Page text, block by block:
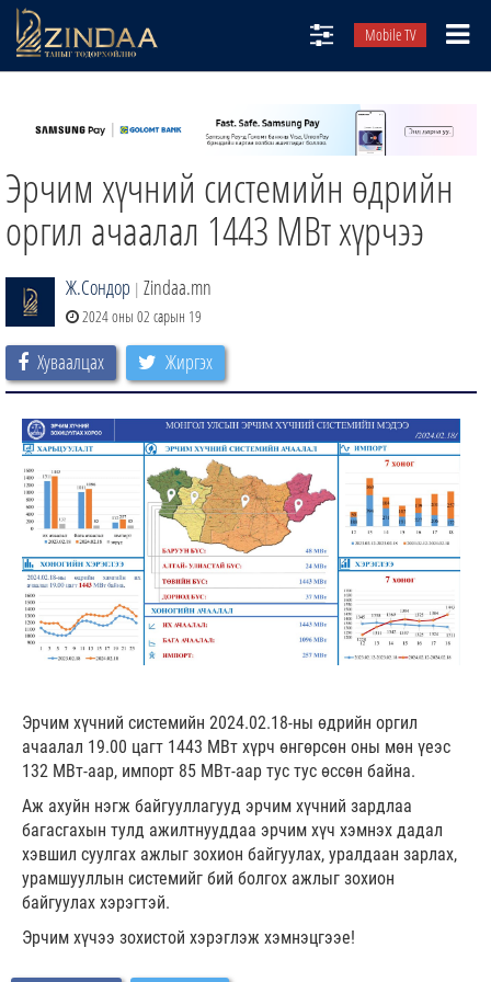
Mobile TV
ТВ8
ӨГЛӨӨНИЙ СОНИН
АУДИО ЗОХИОЛ
ЗИНДАА СЭТГҮҮЛ
Эрчим хүчний системийн өдрийн
оргил ачаалал 1443 МВт хүрчээ
Ж.Сондор | Zindaa.mn
2024 оны 02 сарын 19
Хуваалцах Жиргэх
Эрчим хүчний системийн 2024.02.18-ны өдрийн оргил
ачаалал 19.00 цагт 1443 МВт хүрч өнгөрсөн оны мөн үеэс
132 МВт-аар, импорт 85 МВт-аар тус тус өссөн байна.
Аж ахуйн нэгж байгууллагууд эрчим хүчний зардлаа
багасгахын тулд ажилтнууддаа эрчим хүч хэмнэх дадал
хэвшил суулгах ажлыг зохион байгуулах, уралдаан зарлах,
урамшууллын системийг бий болгох ажлыг зохион
байгуулах хэрэгтэй.
Эрчим хүчээ зохистой хэрэглэж хэмнэцгээе!